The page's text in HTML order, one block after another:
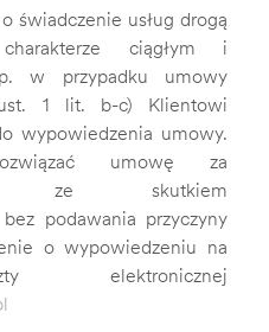
świadczenie usług drogą
ciągłym i
w przypadku umowy
1 lit. b-c) Klientowi
wypowiedzenia umowy.
umowę za
ze skutkiem
podawania przyczyny
o wypowiedzeniu na
elektronicznej